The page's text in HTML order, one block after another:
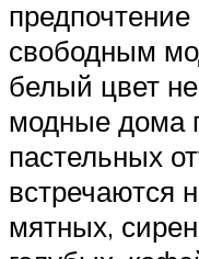
свободным
белый цвет
модные дома
пастельных
встречаются
мятных,